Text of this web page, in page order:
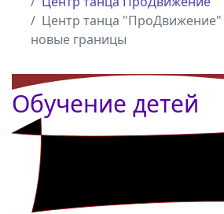
Центр танца "ПроДвижение"
новые границы
Обучение детей